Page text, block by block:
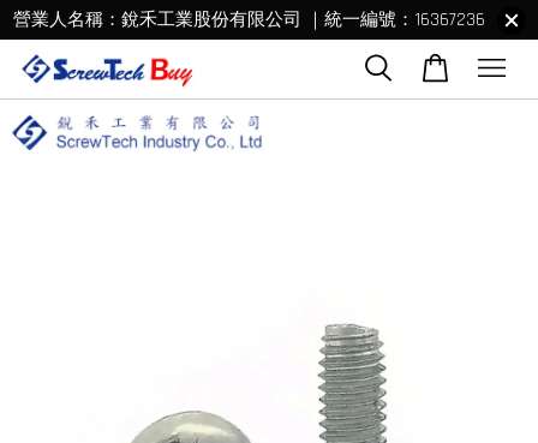
營業人名稱：銳禾工業股份有限公司 ｜統一編號：16367236